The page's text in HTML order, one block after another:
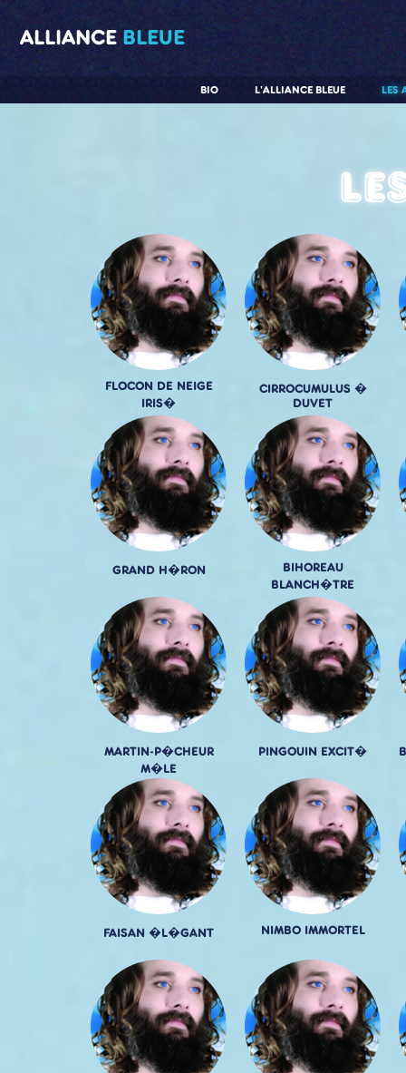
ALLIANCE BLEUE
LES
L'ALLIANCE BLEUE
BIO
FLOCON DE NEIGE
IRIS�
CIRROCUMULUS �
DUVET
GRAND H�RON
BIHOREAU
BLANCH�TRE
MARTIN-P�CHEUR
M�LE
PINGOUIN EXCIT�
FAISAN �L�GANT NIMBO IMMORTEL